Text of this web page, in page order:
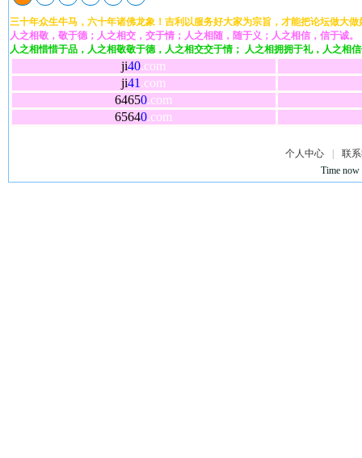
三十年众生牛马，六十年诸佛龙象！吉利以服务好大家为宗旨，才能把论坛做大做
人之相敬，敬于德；人之相交，交于情；人之相随，随于义；人之相信，信于诚。
人之相惜惜于品，人之相敬敬于德，人之相交交于情； 人之相拥拥于礼，人之相
ji40.com
ji41 .com
64650.com
65640.com
个人中心
联
Time now